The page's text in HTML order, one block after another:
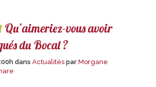
Qu’aimeriez-vous avoir
du Bocal ?
dans Actualités par Morgane